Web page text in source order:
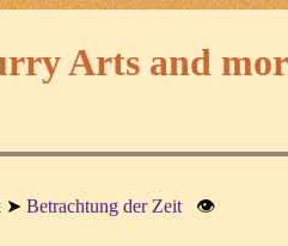
Arts and
Betrachtung der Zeit 👁